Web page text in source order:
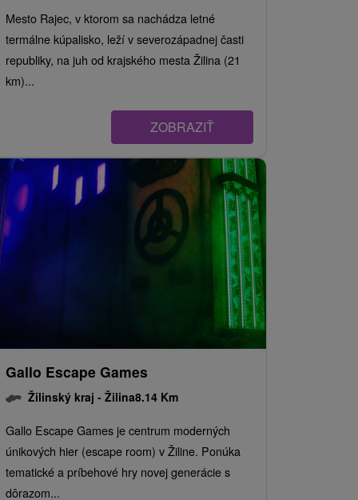
Mesto Rajec, v ktorom sa nachádza letné
termálne kúpalisko, leží v severozápadnej časti
republiky, na juh od krajského mesta Žilina (21
km)...
ZOBRAZIŤ
Gallo Escape Games
Žilinský kraj - Žilina8.14 Km
Gallo Escape Games je centrum moderných
únikových hier (escape room) v Žiline. Ponúka
tematické a príbehové hry novej generácie s
dôrazom...